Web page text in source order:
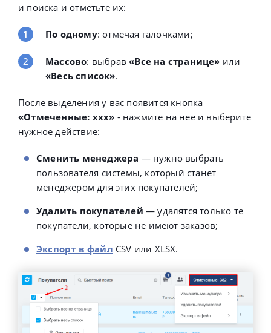
и поиска и отметьте их:
По одному: отмечая галочками;
Массово: выбрав«Все на странице» или
«Весь список».
После выделения у вас появится кнопка
«Отмеченные: ххх» - нажмите на нее и выберите
нужное действие:
Сменить менеджера —нужно выбрать
пользователя системы, который станет
менеджером для этих покупателей;
Удалить покупателей — удалятся только те
покупатели, которые не имеют заказов;
Экспорт в файл CSV или XLSX.